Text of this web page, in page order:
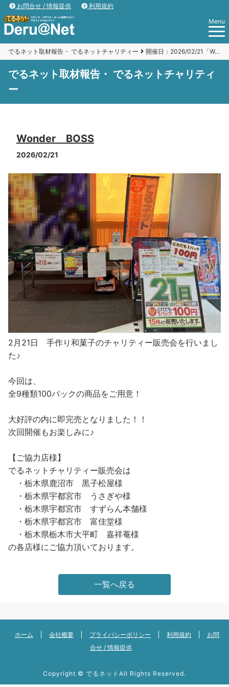
お問合せ / 情報提供
利用規約
Menu
でるネット取材報告・ でるネットチャリティー 開催日：2026/02/21「Wonder BOSS 」
でるネット取材報告・ でるネットチャリティ
ー
Wonder BOSS
2026/02/21
2月21日 手作り和菓子のチャリティー販売会を行いまし
た♪
今回は、
全9種類100パックの商品をご用意！
大好評の内に即完売となりました！！
次回開催もお楽しみに♪
【ご協力店様】
でるネットチャリティー販売会は
・栃木県鹿沼市 黒子松屋様
・栃木県宇都宮市 うさぎや様
・栃木県宇都宮市 すずらん本舗様
・栃木県宇都宮市 富佳堂様
・栃木県栃木市大平町 嘉祥菴様
の各店様にご協力頂いております。
一覧へ戻る
ホーム 会社概要 プライバシーポリシー 利用規約
お問
合せ / 情報提供
Copyright © でるネット All Rights Reserved.